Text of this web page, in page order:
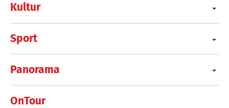
Kultur
Sport
Panorama
OnTour